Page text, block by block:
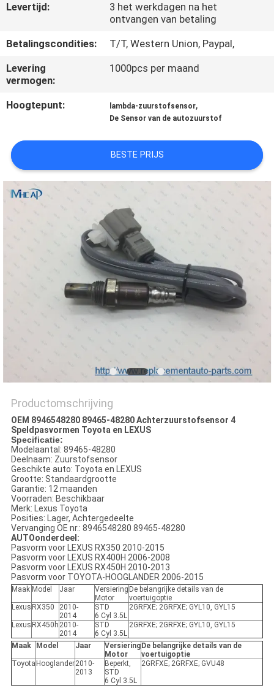
OM
EEN
PRIVACY
POLICY
Levertijd:
3 het werkdagen na het
ontvangen van betaling
Betalingscondities:
T/T, Western Union, Paypal,
Levering
vermogen:
1000pcs per maand
Hoogtepunt: lambda-zuurstofsensor,
De Sensor van de autozuurstof
BESTE PRIJS
Productomschrijving
OEM 8946548280 89465-48280 Achterzuurstofsensor 4
Speldpasvormen Toyota en LEXUS
Specificatie:
Modelaantal: 89465-48280
Deelnaam: Zuurstofsensor
Geschikte auto: Toyota en LEXUS
Grootte: Standaardgrootte
Garantie: 12 maanden
Voorraden: Beschikbaar
Merk: Lexus Toyota
Posities: Lager, Achtergedeelte
Vervanging OE nr.: 8946548280 89465-48280
AUTOonderdeel:
Pasvorm voor LEXUS RX350 2010-2015
Pasvorm voor LEXUS RX400H 2006-2008
Pasvorm voor LEXUS RX450H 2010-2013
Pasvorm voor TOYOTA-HOOGLANDER 2006-2015
Maak Model Jaar
Versiering
Motor
De belangrijke details van de
voertuigoptie
Lexus RX350
2010-
2014
STD
6 Cyl 3.5L
2GRFXE; 2GRFXE; GYL10, GYL15
Lexus RX450h 2010-
2014
STD
6 Cyl 3.5L
2GRFXE; 2GRFXE; GYL10, GYL15
Maak Model Jaar
Versiering
Motor
De belangrijke details van de
voertuigoptie
Toyota Hooglander2010-
2013
Beperkt,
STD
6 Cyl 3.5L
2GRFXE; 2GRFXE; GVU48